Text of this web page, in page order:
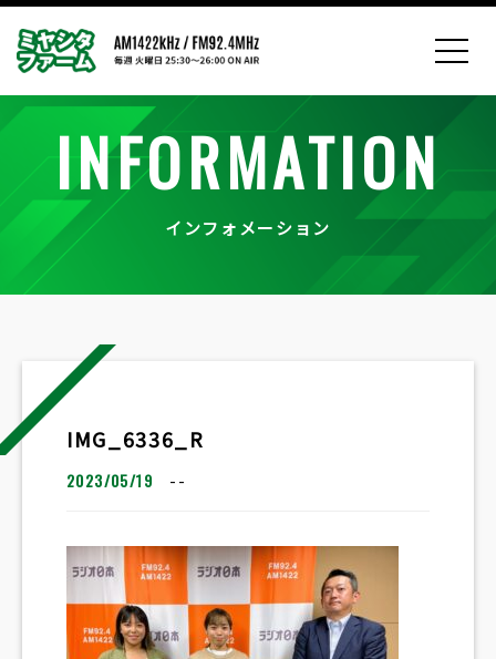
INFORMATION
インフォメーション
IMG_6336_R
2023/05/19 --